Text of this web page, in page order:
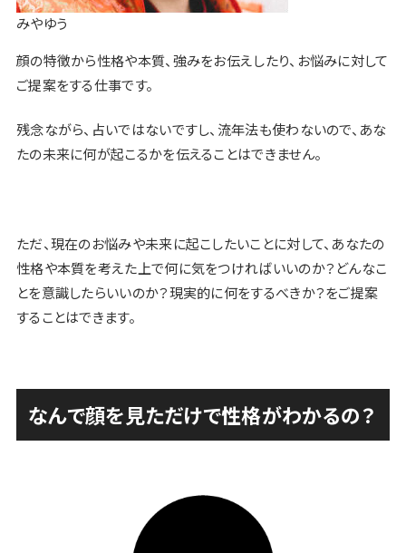
みやゆう
顔の特徴から性格や本質、強みをお伝えしたり、お悩みに対して
ご提案をする仕事です。
残念ながら、占いではないですし、流年法も使わないので、あな
たの未来に何が起こるかを伝えることはできません。
ただ、現在のお悩みや未来に起こしたいことに対して、あなたの
性格や本質を考えた上で何に気をつければいいのか？どんなこ
とを意識したらいいのか？現実的に何をするべきか？をご提案
することはできます。
なんで顔を見ただけで性格がわかるの？